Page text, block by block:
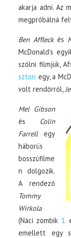
akarja adni. Az
megpróbálná
Ben Affleckés
McDonald’s
szólni filmjük,
sztori egy, a
volt rendőrről,
Mel Gibson
és Colin
Farrellegy
háborús
bosszúfilme
n dolgozik.
A rendező
Tommy
Wirkola
(Náci zombik 1.
emellett egy